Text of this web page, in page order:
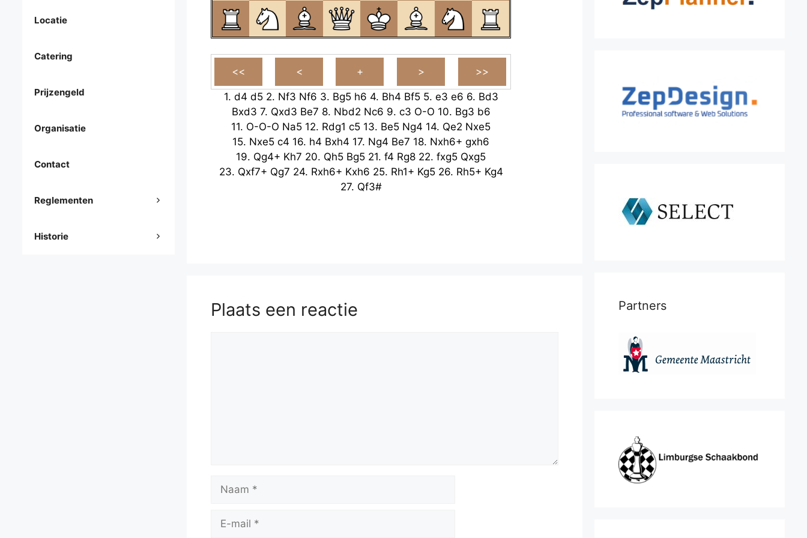
1. d4 d5 2. Nf3 Nf6 3. Bg5 h6 4. Bh4 Bf5 5. e3 e6 6. Bd3
Bxd3 7. Qxd3 Be7 8. Nbd2 Nc6 9. c3 O-O 10. Bg3 b6
11. O-O-O Na5 12. Rdg1 c5 13. Be5 Ng4 14. Qe2 Nxe5
15. Nxe5 c4 16. h4 Bxh4 17. Ng4 Be7 18. Nxh6+ gxh6
19. Qg4+ Kh7 20. Qh5 Bg5 21. f4 Rg8 22. fxg5 Qxg5
23. Qxf7+ Qg7 24. Rxh6+ Kxh6 25. Rh1+ Kg5 26. Rh5+ Kg4
27. Qf3#
Plaats een reactie
mail
Locatie
Catering
Prijzengeld
Organisatie
Contact
Reglementen
Historie
Partners